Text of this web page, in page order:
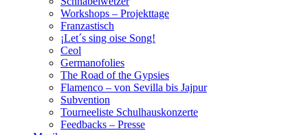
Workshops – Projekttage
Franzastisch
¡Let´s sing oise Song!
Ceol
Germanofolies
The Road of the Gypsies
Flamenco – von Sevilla bis Jajpur
Subvention
Tourneeliste Schulhauskonzerte
Feedbacks – Presse